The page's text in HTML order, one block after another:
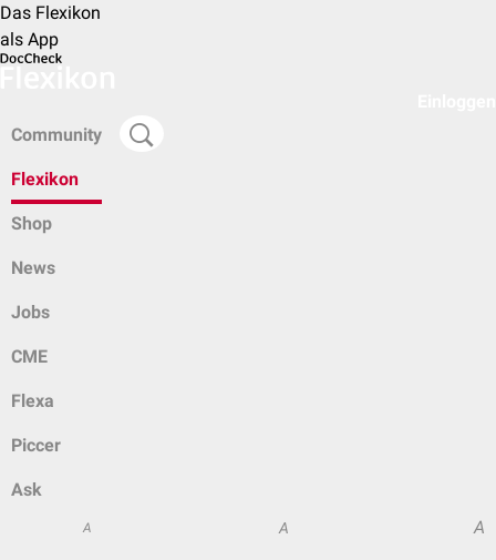
Das Flexikon
als App
Community
Flexikon
Shop
News
Jobs
CME
Flexa
Piccer
Ask
A A A